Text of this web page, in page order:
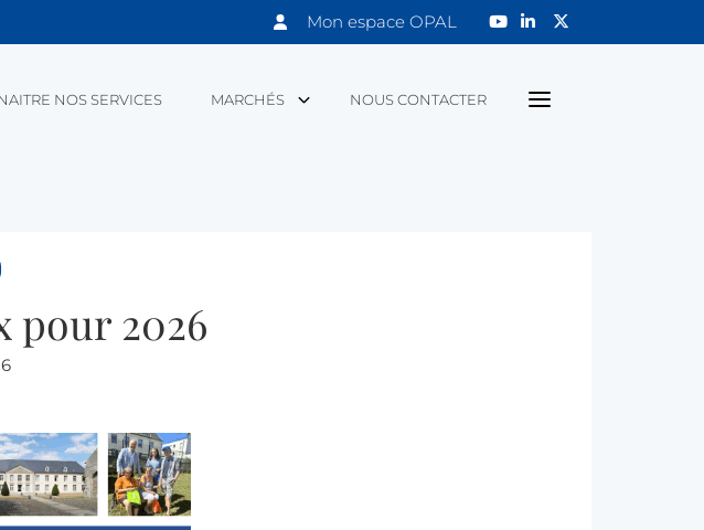
Mon espace OPAL
NOS SERVICES MARCHÉS NOUS CONTACTER
pour 2026